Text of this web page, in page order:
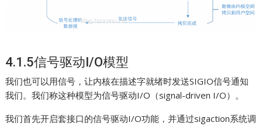
4.1.5信号驱动I/O模型
我们也可以用信号，让内核在描述字就绪时发送SIGIO信号通知
我们。我们称这种模型为信号驱动I/O（signal-driven I/O）。
我们首先开启套接口的信号驱动I/O功能，并通过sigaction系统调